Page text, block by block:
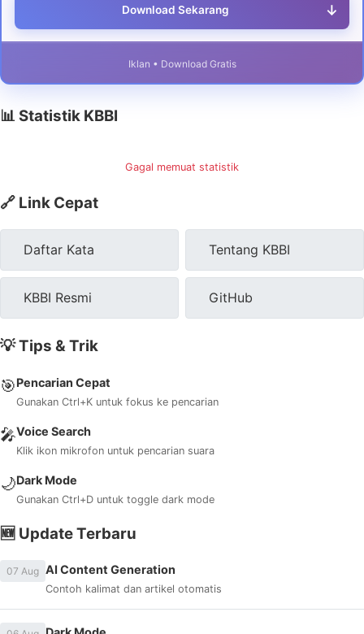
Download Sekarang ↓
Iklan • Download Gratis
📊 Statistik KBBI
Gagal memuat statistik
🔗 Link Cepat
Daftar Kata Tentang KBBI
KBBI Resmi GitHub
💡 Tips & Trik
🎯Pencarian Cepat
Gunakan Ctrl+K untuk fokus ke pencarian
🎤Voice Search
Klik ikon mikrofon untuk pencarian suara
🌙Dark Mode
Gunakan Ctrl+D untuk toggle dark mode
🆕 Update Terbaru
07 Aug AI Content Generation
Contoh kalimat dan artikel otomatis